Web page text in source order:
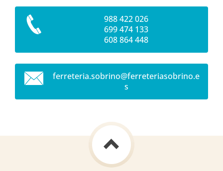
988 422 026
699 474 133
608 864 448
ferreteria.sobrino@ferreteriasobrino.e
s